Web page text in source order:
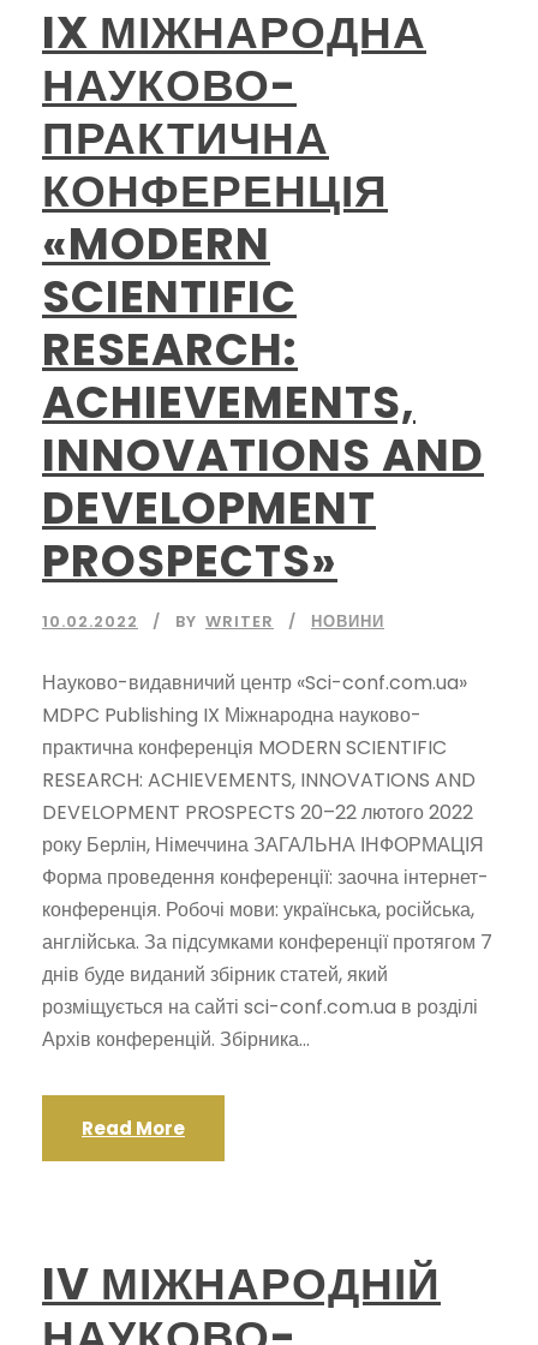
IX МІЖНАРОДНА
НАУКОВО-
ПРАКТИЧНА
КОНФЕРЕНЦІЯ
«MODERN
SCIENTIFIC
RESEARCH:
ACHIEVEMENTS,
INNOVATIONS AND
DEVELOPMENT
PROSPECTS»
10.02.2022 BY WRITER НОВИНИ
Науково-видавничий центр «Sci-conf.com.ua»
MDPC Publishing IX Міжнародна науково-
практична конференція MODERN SCIENTIFIC
RESEARCH: ACHIEVEMENTS, INNOVATIONS AND
DEVELOPMENT PROSPECTS 20–22 лютого 2022
року Берлін, Німеччина ЗАГАЛЬНА ІНФОРМАЦІЯ
Форма проведення конференції: заочна інтернет-
конференція. Робочі мови: українська, російська,
англійська. За підсумками конференції протягом 7
днів буде виданий збірник статей, який
розміщується на сайті sci-conf.com.ua в розділі
Архів конференцій. Збірника...
Read More
IV МІЖНАРОДНІЙ